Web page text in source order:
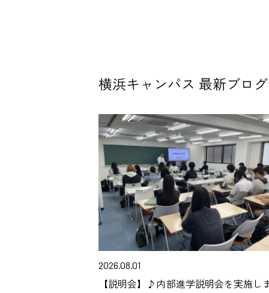
横浜キャンパス 最新ブログ
2026.08.01
【説明会】♪内部進学説明会を実施し